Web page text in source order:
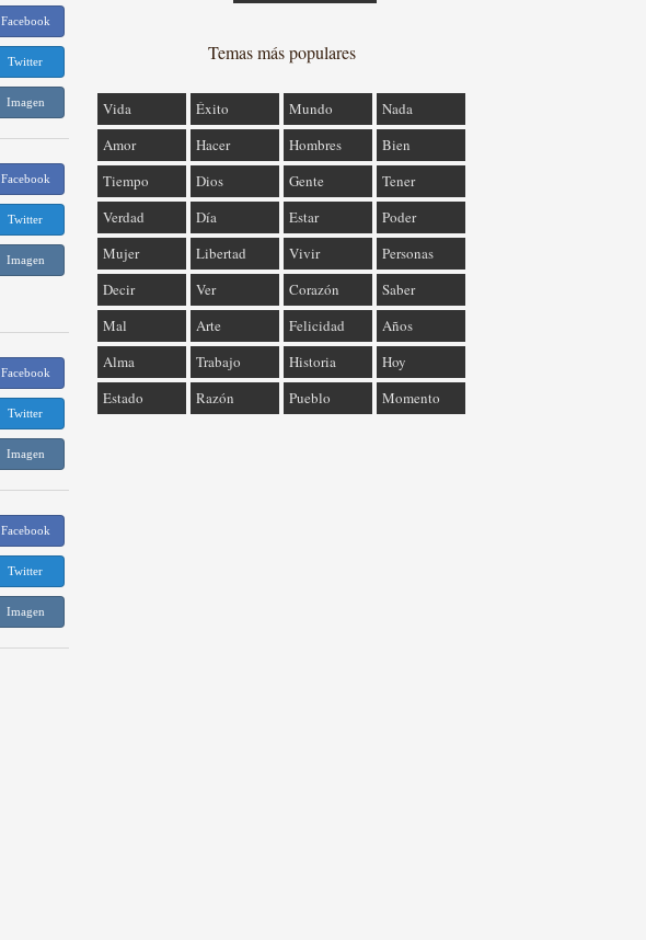
Facebook
Twitter
Imagen
Facebook
Twitter
Imagen
Facebook
Twitter
Imagen
Facebook
Twitter
Imagen
Temas más populares
Vida Éxito Mundo
Nada
Amor
Hacer Hombres
Bien
Tiempo
Dios Gente
Tener
Verdad
Día Estar
Poder
Mujer
Libertad Vivir
Personas
Decir
Ver Corazón
Saber
Mal
Arte Felicidad
Años
Alma
Trabajo Historia
Hoy
Estado
Razón Pueblo Momento